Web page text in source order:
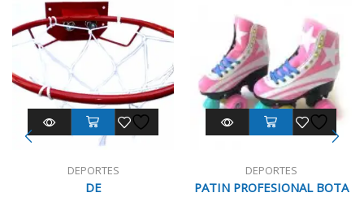
DEPORTES
DE
DEPORTES
PATIN PROFESIONAL BOTA